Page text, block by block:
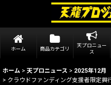
ホーム 商品カテゴリ
天プロニュー
ス
ホーム > 天プロニュース > 2025年12月
> クラウドファンディング支援者限定興